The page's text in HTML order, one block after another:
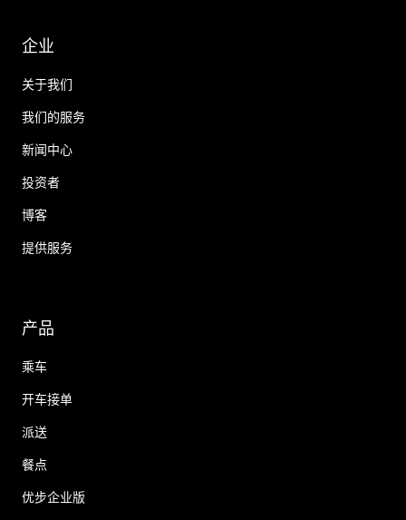
企业
关于我们
我们的服务
新闻中心
投资者
博客
提供服务
产品
乘车
开车接单
派送
餐点
优步企业版